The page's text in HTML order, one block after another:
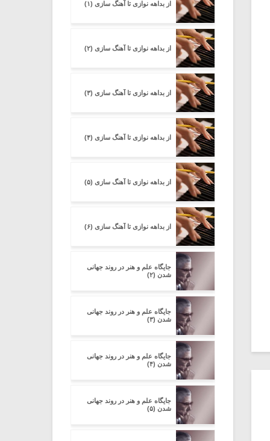
از بداهه نوازی تا آهنگ سازی (۱)
از بداهه نوازی تا آهنگ سازی (۲)
از بداهه نوازی تا آهنگ سازی (۳)
از بداهه نوازی تا آهنگ سازی (۴)
از بداهه نوازی تا آهنگ سازی (۵)
از بداهه نوازی تا آهنگ سازی (۶)
جایگاه علم و هنر در روند جهانی
شدن (۲)
جایگاه علم و هنر در روند جهانی
شدن (۳)
جایگاه علم و هنر در روند جهانی
شدن (۴)
جایگاه علم و هنر در روند جهانی
شدن (۵)